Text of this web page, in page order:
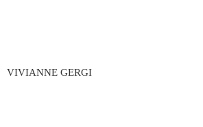
VIVIANNE GERGI